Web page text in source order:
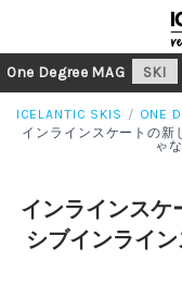
One Degree MAG SKI
ICELANTIC SKIS ONE
インラインスケートの新
ゃ
インラインスケ
シブインライ